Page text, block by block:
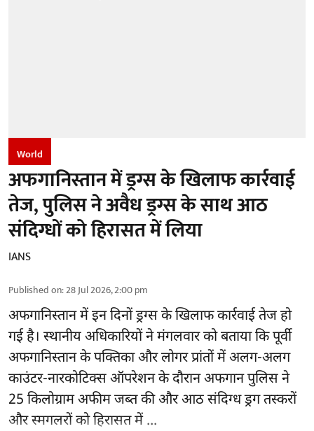
World
अफगानिस्तान में ड्रग्स के खिलाफ कार्रवाई
तेज, पुलिस ने अवैध ड्रग्स के साथ आठ
संदिग्धों को हिरासत में लिया
IANS
Published on:28 Jul 2026, 2:00 pm
अफगानिस्तानमें इन दिनों ड्रग्स के खिलाफ कार्रवाई तेज हो
गई है। स्थानीय अधिकारियों ने मंगलवार को बताया कि पूर्वी
अफगानिस्तान के पक्तिका और लोगर प्रांतों में अलग-अलग
काउंटर-नारकोटिक्स ऑपरेशन के दौरान अफगान पुलिस ने
25 किलोग्राम अफीम जब्त की और आठ संदिग्ध ड्रग तस्करों
और स्मगलरों को हिरासत में ...